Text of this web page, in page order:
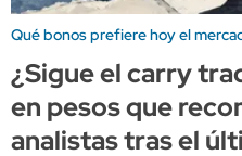
Qué bonos prefiere hoy el
¿Sigue el carry
en pesos que
analistas tras el